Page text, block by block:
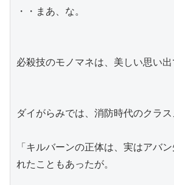
・・まあ、な。
必殺技のモノマネは、美しい思い出
ダイがらみでは、消防時代のクラ
「キルバーンの正体は、実はアバ
れたこともあったが。